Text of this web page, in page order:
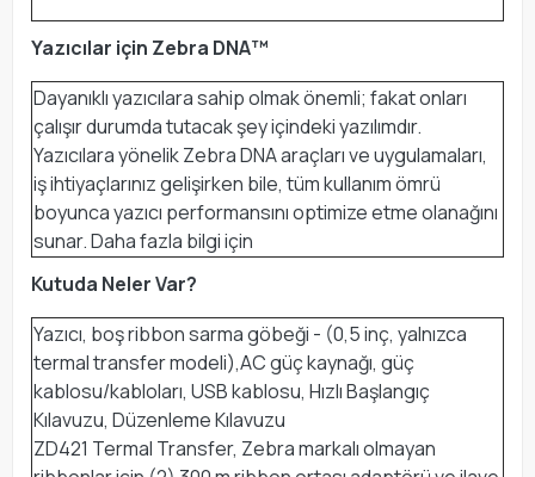
Yazıcılar için Zebra DNA™
Dayanıklı yazıcılara sahip olmak önemli; fakat onları
çalışır durumda tutacak şey içindeki yazılımdır.
Yazıcılara yönelik Zebra DNA araçları ve uygulamaları,
iş ihtiyaçlarınız gelişirken bile, tüm kullanım ömrü
boyunca yazıcı performansını optimize etme olanağını
sunar. Daha fazla bilgi için
Kutuda Neler Var?
Yazıcı, boş ribbon sarma göbeği - (0,5 inç, yalnızca
termal transfer modeli),AC güç kaynağı, güç
kablosu/kabloları, USB kablosu, Hızlı Başlangıç
Kılavuzu, Düzenleme Kılavuzu
ZD421 Termal Transfer, Zebra markalı olmayan